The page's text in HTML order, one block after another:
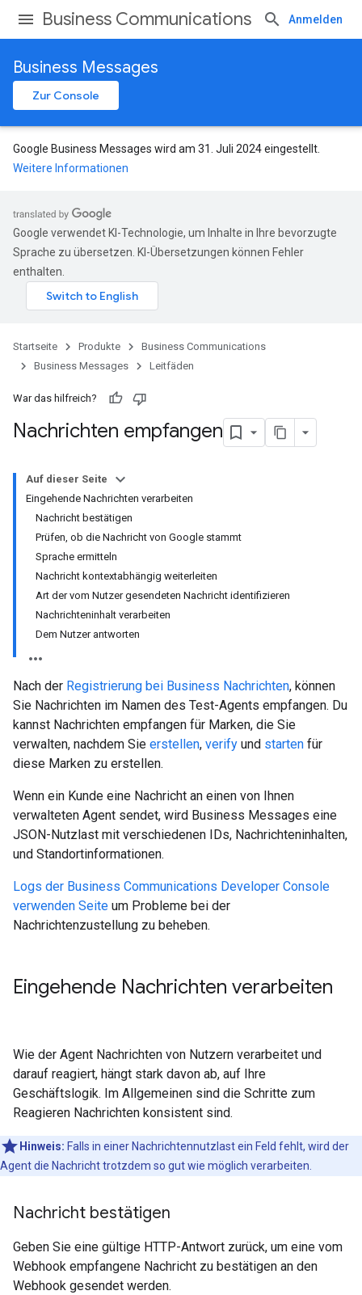
Business Communications Anmelden
Business Messages
Zur Console
Google Business Messages wird am 31. Juli 2024 eingestellt.
Weitere Informationen
Google verwendet KI-Technologie, um Inhalte in Ihre bevorzugte
Sprache zu übersetzen. KI-Übersetzungen können Fehler
enthalten.
Startseite Produkte
Business Communications
Business Messages
Leitfäden
War das hilfreich?
Nachrichten empfangen
Auf dieser Seite
Eingehende Nachrichten verarbeiten
Nachricht bestätigen
Prüfen, ob die Nachricht von Google stammt
Sprache ermitteln
Nachricht kontextabhängig weiterleiten
Art der vom Nutzer gesendeten Nachricht identifizieren
Nachrichteninhalt verarbeiten
Dem Nutzer antworten
Nach der Registrierung bei Business Nachrichten, können
Sie Nachrichten im Namen des Test-Agents empfangen. Du
kannst Nachrichten empfangen für Marken, die Sie
verwalten, nachdem Sie erstellen, verify und starten für
diese Marken zu erstellen.
Wenn ein Kunde eine Nachricht an einen von Ihnen
verwalteten Agent sendet, wird Business Messages eine
JSON-Nutzlast mit verschiedenen IDs, Nachrichteninhalten,
und Standortinformationen.
Logs der Business Communications Developer Console
verwenden Seite um Probleme bei der
Nachrichtenzustellung zu beheben.
Eingehende Nachrichten verarbeiten
Wie der Agent Nachrichten von Nutzern verarbeitet und
darauf reagiert, hängt stark davon ab, auf Ihre
Geschäftslogik. Im Allgemeinen sind die Schritte zum
Reagieren Nachrichten konsistent sind.
Hinweis: Falls in einer Nachrichtennutzlast ein Feld fehlt, wird der
Agent die Nachricht trotzdem so gut wie möglich verarbeiten.
Nachricht bestätigen
Geben Sie eine gültige HTTP-Antwort zurück, um eine vom
Webhook empfangene Nachricht zu bestätigen an den
Webhook gesendet werden.